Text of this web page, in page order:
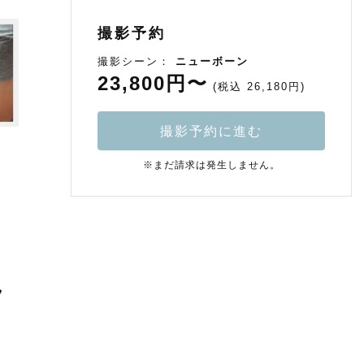
撮影予約
撮影シーン： ニューボーン
23,800円〜 (税込 26,180円)
撮影予約に進む
※まだ請求は発生しません。